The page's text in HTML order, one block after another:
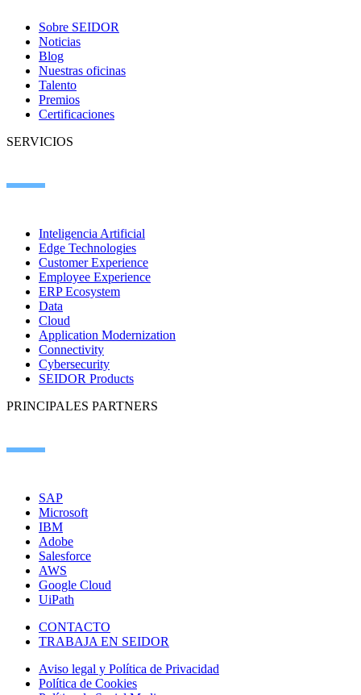
Sobre SEIDOR
Noticias
Blog
Nuestras oficinas
Talento
Premios
Certificaciones
SERVICIOS
Inteligencia Artificial
Edge Technologies
Customer Experience
Employee Experience
ERP Ecosystem
Data
Cloud
Application Modernization
Connectivity
Cybersecurity
SEIDOR Products
PRINCIPALES PARTNERS
SAP
Microsoft
IBM
Adobe
Salesforce
AWS
Google Cloud
UiPath
CONTACTO
TRABAJA EN SEIDOR
Aviso legal y Política de Privacidad
Política de Cookies